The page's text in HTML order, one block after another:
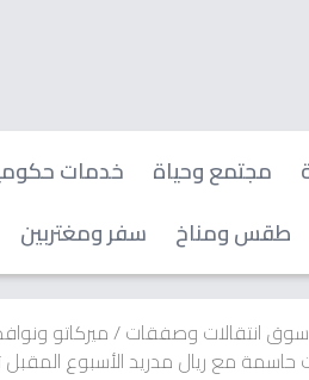
مجتمع وحياة خدمات
طقس ومناخ سفر ومغتربين
سوق انتقالات وصفقات/ميركاتو
مع ريال مدريد الأسبوع المقبل